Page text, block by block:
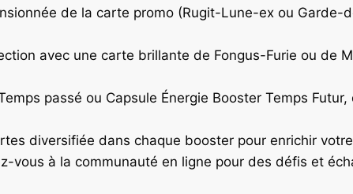
de la carte promo (Rugit-Lune-ex ou Garde-
avec une carte brillante de Fongus-Furie ou de
passé ou Capsule Énergie Booster Temps
diversifiée dans chaque booster pour enrichir
vous à la communauté en ligne pour des défis et